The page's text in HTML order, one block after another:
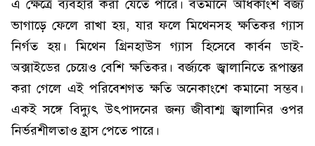
এ ক্ষেত্রে ব্যবহার করা যেতে পারে। বর্তমানে অধিকাংশ বর্জ্য
ভাগাড়ে ফেলে রাখা হয়, যার ফলে মিথেনসহ ক্ষতিকর গ্যাস
নির্গত হয়। মিথেন গ্রিনহাউস গ্যাস হিসেবে কার্বন ডাই-
অক্সাইডের চেয়েও বেশি ক্ষতিকর। বর্জ্যকে জ্বালানিতে রূপান্তর
করা গেলে এই পরিবেশগত ক্ষতি অনেকাংশে কমানো সম্ভব।
একই সঙ্গে বিদ্যুৎ উৎপাদনের জন্য জীবাশ্ম জ্বালানির ওপর
নির্ভরশীলতাও হ্রাস পেতে পারে।